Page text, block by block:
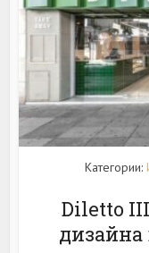
Категории:
Diletto
дизайна